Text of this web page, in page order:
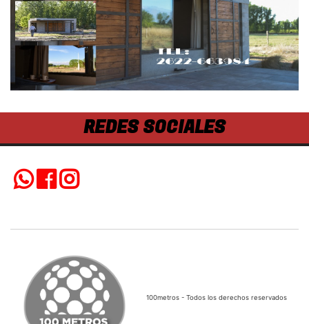
REDES SOCIALES
100metros - Todos los derechos reservados